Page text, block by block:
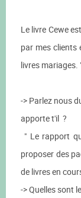
Le livre Cewe
par mes clients
livres mariages.
-> Parlez nous
apporte t'il ?
" Le rapport
proposer des
de livres en
-> Quelles sont